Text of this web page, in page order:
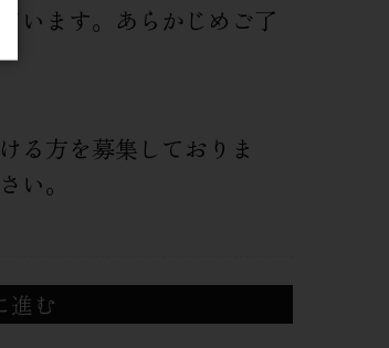
います。あらかじめご了
る方を募集しておりま
い。
進む